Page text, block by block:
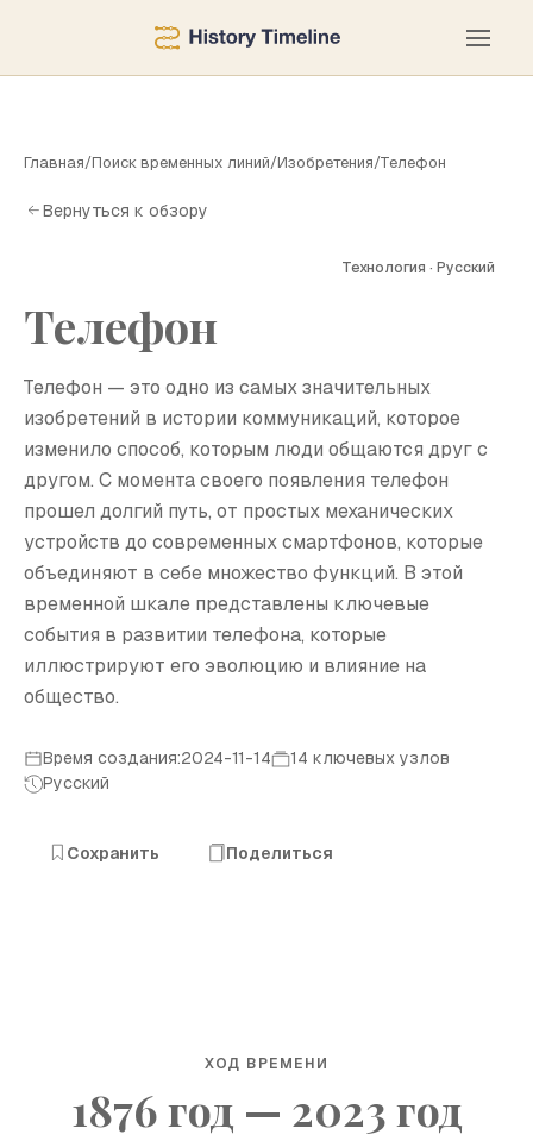
Главная/Поиск временных линий/Изобретения/Телефон
Вернуться к обзору
Технология · Русский
Телефон
Телефон — это одно из самых значительных
изобретений в истории коммуникаций, которое
изменило способ, которым люди общаются друг с
другом. С момента своего появления телефон
прошел долгий путь, от простых механических
устройств до современных смартфонов, которые
объединяют в себе множество функций. В этой
временной шкале представлены ключевые
события в развитии телефона, которые
иллюстрируют его эволюцию и влияние на
общество.
Время создания:2024-11-14
14 ключевых узлов
Русский
Сохранить Поделиться
ХОД ВРЕМЕНИ
1876 год — 2023 год